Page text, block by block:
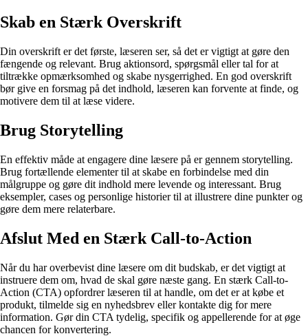
Skab en Stærk Overskrift
Din overskrift er det første, læseren ser, så det er vigtigt at gøre den
fængende og relevant. Brug aktionsord, spørgsmål eller tal for at
tiltrække opmærksomhed og skabe nysgerrighed. En god overskrift
bør give en forsmag på det indhold, læseren kan forvente at finde, og
motivere dem til at læse videre.
Brug Storytelling
En effektiv måde at engagere dine læsere på er gennem storytelling.
Brug fortællende elementer til at skabe en forbindelse med din
målgruppe og gøre dit indhold mere levende og interessant. Brug
eksempler, cases og personlige historier til at illustrere dine punkter og
gøre dem mere relaterbare.
Afslut Med en Stærk Call-to-Action
Når du har overbevist dine læsere om dit budskab, er det vigtigt at
instruere dem om, hvad de skal gøre næste gang. En stærk Call-to-
Action (CTA) opfordrer læseren til at handle, om det er at købe et
produkt, tilmelde sig en nyhedsbrev eller kontakte dig for mere
information. Gør din CTA tydelig, specifik og appellerende for at øge
chancen for konvertering.